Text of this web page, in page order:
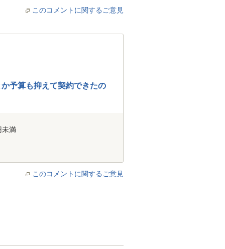
このコメントに関するご意見
予算も抑えて契約できたの
未満
このコメントに関するご意見